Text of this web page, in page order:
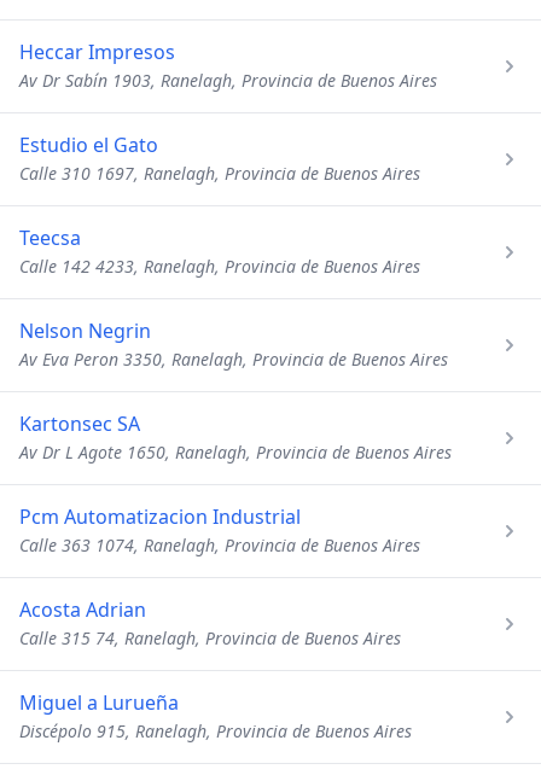
Heccar Impresos
Av Dr Sabín 1903, Ranelagh, Provincia de Buenos Aires
Estudio el Gato
Calle 310 1697, Ranelagh, Provincia de Buenos Aires
Teecsa
Calle 142 4233, Ranelagh, Provincia de Buenos Aires
Nelson Negrin
Av Eva Peron 3350, Ranelagh, Provincia de Buenos Aires
Kartonsec SA
Av Dr L Agote 1650, Ranelagh, Provincia de Buenos Aires
Pcm Automatizacion Industrial
Calle 363 1074, Ranelagh, Provincia de Buenos Aires
Acosta Adrian
Calle 315 74, Ranelagh, Provincia de Buenos Aires
Miguel a Lurueña
Discépolo 915, Ranelagh, Provincia de Buenos Aires